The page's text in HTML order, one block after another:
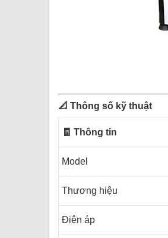
📐 Thông số kỹ thuật
🧾 Thông tin
Model
Thương hiệu
Điện áp